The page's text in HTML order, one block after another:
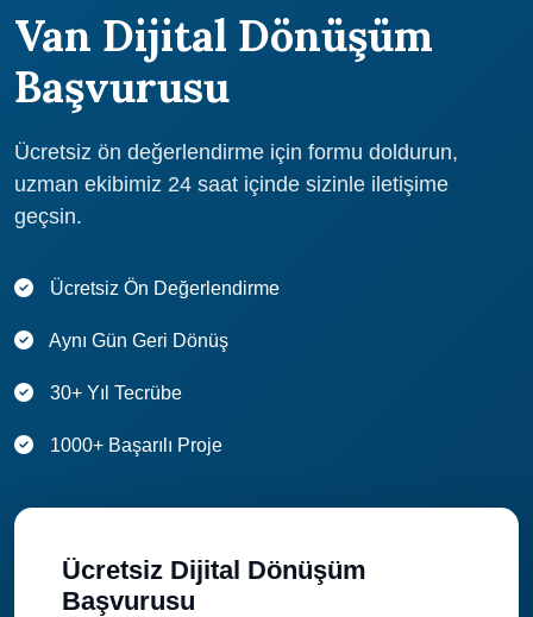
Van Dijital Dönüşüm
Başvurusu
Ücretsiz ön değerlendirme için formu doldurun,
uzman ekibimiz 24 saat içinde sizinle iletişime
geçsin.
Ücretsiz Ön Değerlendirme
Aynı Gün Geri Dönüş
30+ Yıl Tecrübe
1000+ Başarılı Proje
Ücretsiz Dijital Dönüşüm
Başvurusu